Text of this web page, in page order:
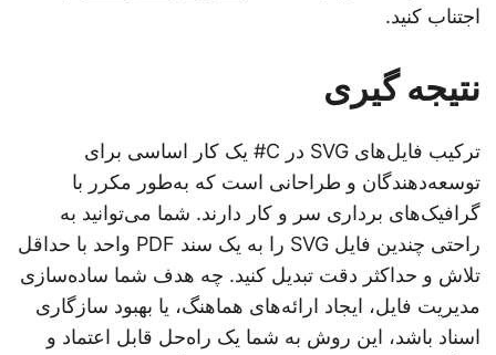
اجتناب کنید.
نتیجه گیری
ترکیب فایل‌های SVG در C# یک کار اساسی برای
توسعه‌دهندگان و طراحانی است که به‌طور مکرر با
گرافیک‌های برداری سر و کار دارند. شما می‌توانید به
راحتی چندین فایل SVG را به یک سند PDF واحد با حداقل
تلاش و حداکثر دقت تبدیل کنید. چه هدف شما ساده‌سازی
مدیریت فایل، ایجاد ارائه‌های هماهنگ، یا بهبود سازگاری
اسناد باشد، این روش به شما یک راه‌حل قابل اعتماد و